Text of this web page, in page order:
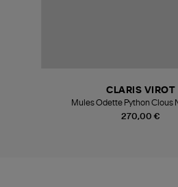
270,00 €
CLARIS VIROT
Mules Odette Python Clous